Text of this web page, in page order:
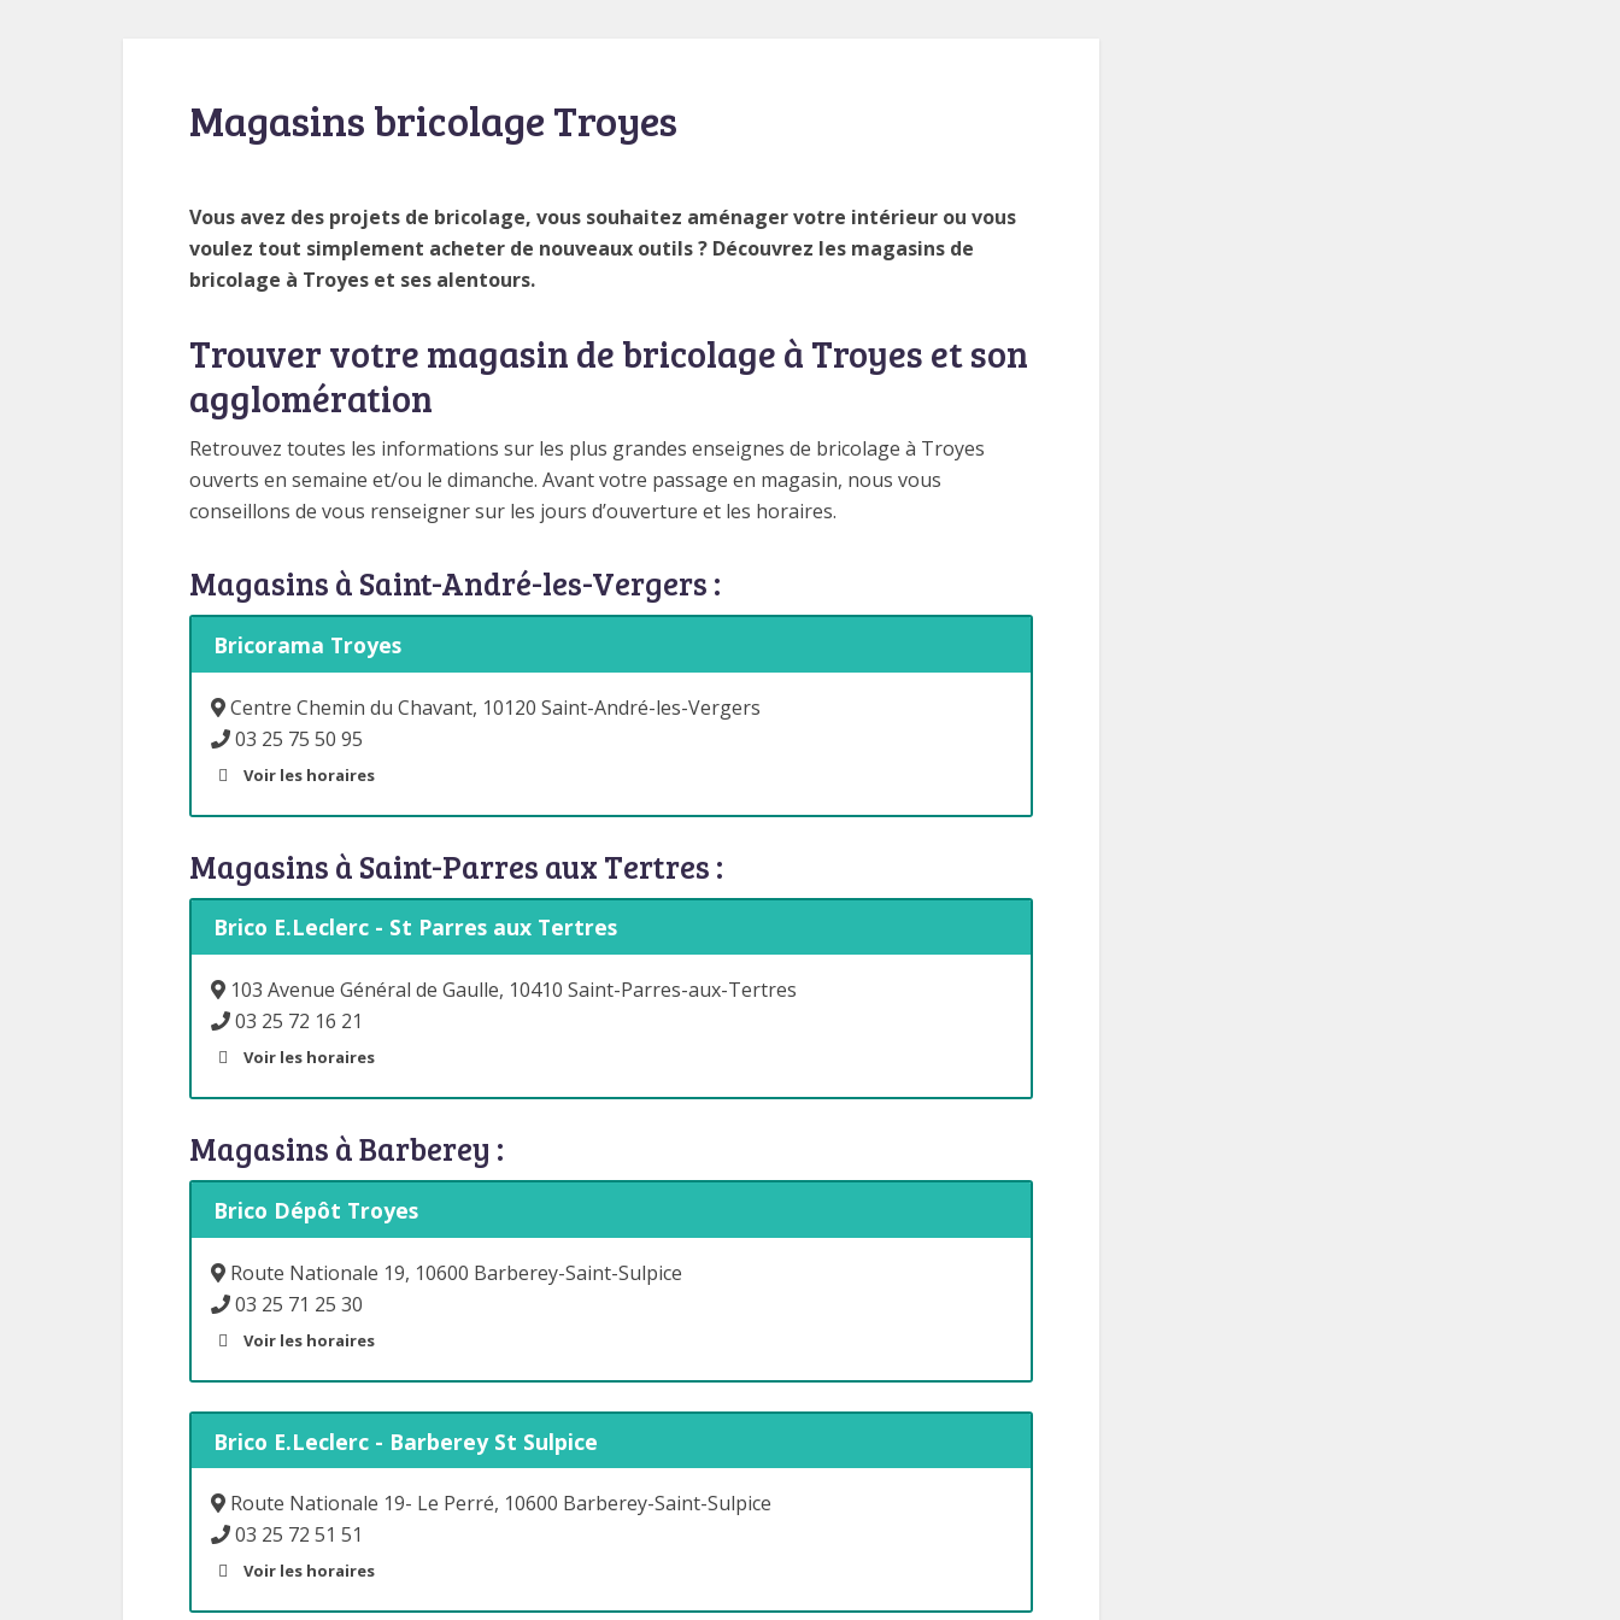
Magasins bricolage Troyes
Vous avez des projets de bricolage, vous souhaitez aménager votre intérieur ou vous
voulez tout simplement acheter de nouveaux outils ? Découvrez les magasins de
bricolage à Troyes et ses alentours.
Trouver votre magasin de bricolage à Troyes et son
agglomération
Retrouvez toutes les informations sur les plus grandes enseignes de bricolage à Troyes
ouverts en semaine et/ou le dimanche. Avant votre passage en magasin, nous vous
conseillons de vous renseigner sur les jours d’ouverture et les horaires.
Magasins à Saint-André-les-Vergers :
Bricorama Troyes
Centre Chemin du Chavant, 10120 Saint-André-les-Vergers
03 25 75 50 95
Voir les horaires
Magasins à Saint-Parres aux Tertres :
Brico E.Leclerc - St Parres aux Tertres
103 Avenue Général de Gaulle, 10410 Saint-Parres-aux-Tertres
03 25 72 16 21
Voir les horaires
Magasins à Barberey :
Brico Dépôt Troyes
Route Nationale 19, 10600 Barberey-Saint-Sulpice
03 25 71 25 30
Voir les horaires
Brico E.Leclerc - Barberey St Sulpice
Route Nationale 19- Le Perré, 10600 Barberey-Saint-Sulpice
03 25 72 51 51
Voir les horaires